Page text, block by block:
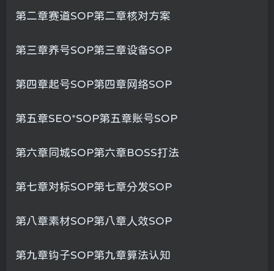
第二章赛道SOP第二章核对方案
第三章养号SOP第三章设备SOP
第四章起号SOP第四章网络SOP
第五章SEO*SOP第五章账号SOP
第六章同城SOP第六章BOSS打法
第七章对标SOP第七章分发SOP
第八章素材SOP第八章人效SOP
第九章钩子SOP第九章算法认知